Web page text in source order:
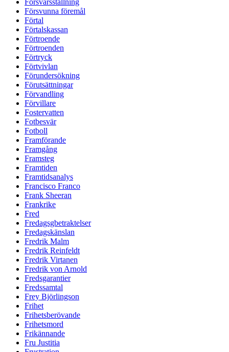
Försvunna föremål
Förtal
Förtalskassan
Förtroende
Förtroenden
Förtryck
Förtvivlan
Förundersökning
Förutsättningar
Förvandling
Förvillare
Fostervatten
Fotbesvär
Fotboll
Framförande
Framgång
Framsteg
Framtiden
Framtidsanalys
Francisco Franco
Frank Sheeran
Frankrike
Fred
Fredagsgbetraktelser
Fredagskänslan
Fredrik Malm
Fredrik Reinfeldt
Fredrik Virtanen
Fredrik von Arnold
Fredsgarantier
Fredssamtal
Frey Björlingson
Frihet
Frihetsberövande
Frihetsmord
Frikännande
Fru Justitia